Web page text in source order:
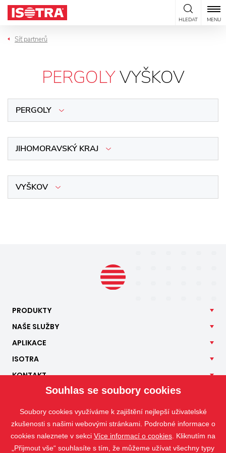
Přeskočit na obsah
HLEDAT MENU
Síť partnerů
PERGOLYVYŠKOV
PERGOLY
JIHOMORAVSKÝ KRAJ
VYŠKOV
PRODUKTY
NAŠE SLUŽBY
APLIKACE
ISOTRA
KONTAKT
Souhlas se soubory cookies
Soubory cookies využíváme k zajištění nejlepší uživatelské
zkušenosti s našimi webovými stránkami. Podrobné informace o
cookies naleznete v sekci Více informací o cookies . Kliknutím na
„Přijmout vše“ souhlasíte s tím, že můžeme užívat všechny typy